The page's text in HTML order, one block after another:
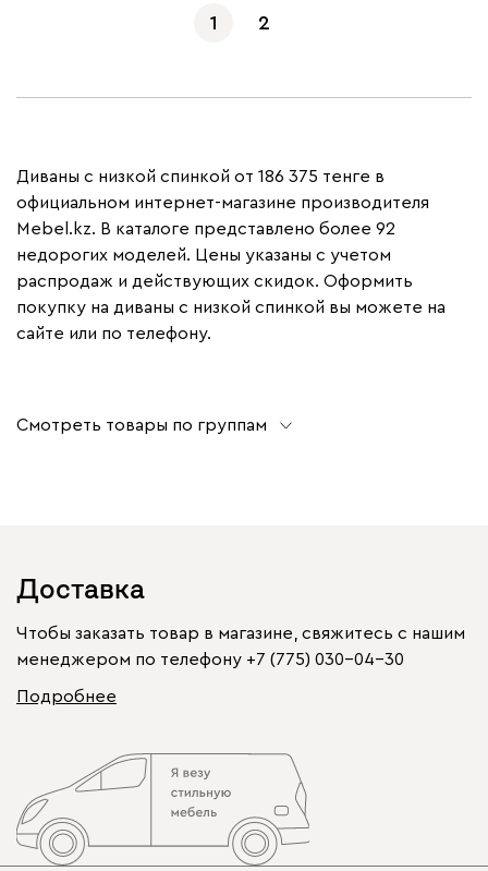
1 2
Диваны с низкой спинкой от 186 375 тенге в
официальном интернет-магазине производителя
Mebel.kz. В каталоге представлено более 92
недорогих моделей. Цены указаны с учетом
распродаж и действующих скидок. Оформить
покупку на диваны с низкой спинкой вы можете на
сайте или по телефону.
Смотреть товары по группам
Доставка
Чтобы заказать товар в магазине, свяжитесь с нашим
менеджером по телефону +7 (775) 030-04-30
Подробнее